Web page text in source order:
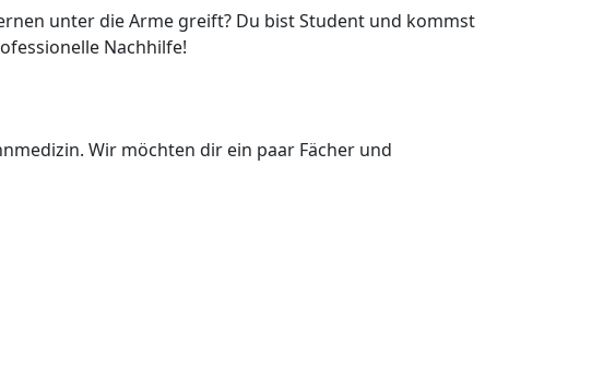
unter die Arme greift? Du bist Student und kommst
Nachhilfe!
Wir möchten dir ein paar Fächer und